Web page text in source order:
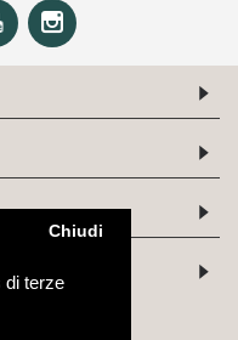
di terze
Chiudi